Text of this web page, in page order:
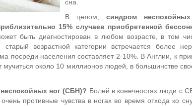
сна.
В целом, синдром
15% случаев приобретенной
быть диагностирован в любом возрасте, в том
возрастной категории встречается более
посреди населения составляет 2-10%. В Англии, к
мучиться около 10 миллионов людей, в большинстве
ног (СБН)? Болей в конечностях люди с
противные чувства в ногах во время отхода ко